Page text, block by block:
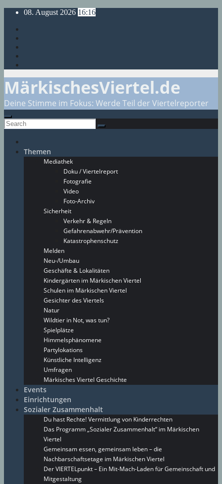
Skip
content
08. August 2026 16:16
MärkischesViertel.de
Deine Stimme im Fokus: Werde Teil der Viertelreporter
Themen
Mediathek
Doku / Viertelreport
Fotografie
Video
Foto-Archiv
Sicherheit
Verkehr & Regeln
Gefahrenabwehr/Prävention
Katastrophenschutz
Melden
Neu-/Umbau
Geschäfte & Lokalitäten
Kindergärten im Märkischen Viertel
Schulen im Märkischen Viertel
Gesichter des Viertels
Natur
Wildtier in Not, was tun?
Spielplätze
Himmelsphänomene
Partylokations
Künstliche Intelligenz
Umfragen
Märkisches Viertel Geschichte
Events
Einrichtungen
Sozialer Zusammenhalt
Du hast Rechte! Vermittlung von Kinderrechten
Das Programm „Sozialer Zusammenhalt“ im Märkischen
Viertel
Gemeinsam essen, gemeinsam leben – die
Nachbarschaftsetage im Märkischen Viertel
Der VIERTELpunkt – Ein Mit-Mach-Laden für Gemeinschaft und
Mitgestaltung